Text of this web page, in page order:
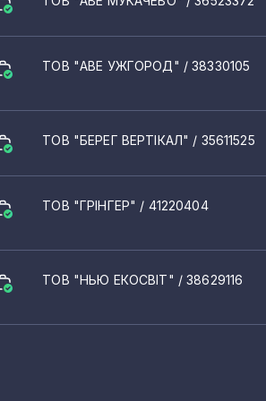
ТОВ "АВЕ УЖГОРОД" / 38330105
ТОВ "БЕРЕГ ВЕРТІКАЛ" / 35611525
ТОВ "ГРІНГЕР" / 41220404
ТОВ "НЬЮ ЕКОСВІТ" / 38629116